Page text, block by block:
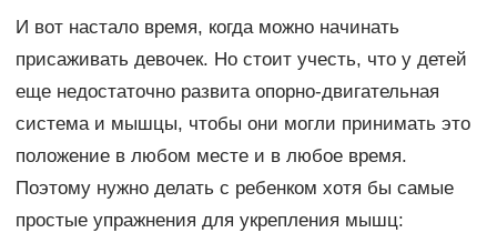
И вот настало время, когда можно начинать
присаживать девочек. Но стоит учесть, что у детей
еще недостаточно развита опорно-двигательная
система и мышцы, чтобы они могли принимать это
положение в любом месте и в любое время.
Поэтому нужно делать с ребенком хотя бы самые
простые упражнения для укрепления мышц: